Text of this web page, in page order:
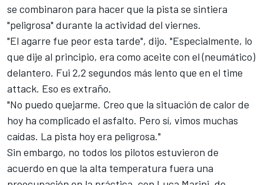
se combinaron para hacer que la pista se sintiera
"peligrosa" durante la actividad del viernes.
"El agarre fue peor esta tarde", dijo. "Especialmente, lo
que dije al principio, era como aceite con el (neumático)
delantero. Fui 2,2 segundos más lento que en el time
attack. Eso es extraño.
"No puedo quejarme. Creo que la situación de calor de
hoy ha complicado el asfalto. Pero sí, vimos muchas
caídas. La pista hoy era peligrosa."
Sin embargo, no todos los pilotos estuvieron de
acuerdo en que la alta temperatura fuera una